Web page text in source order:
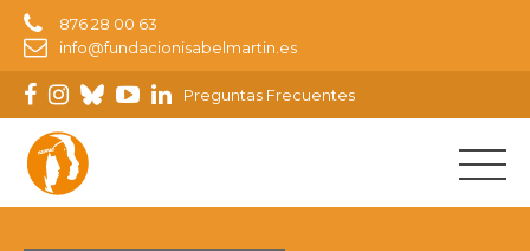
876 28 00 63
info@fundacionisabelmartin.es
Preguntas Frecuentes